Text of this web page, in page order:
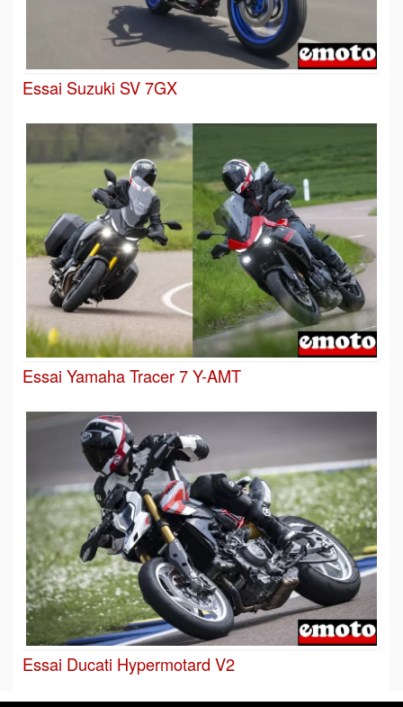
Essai Suzuki SV 7GX
Essai Yamaha Tracer 7 Y-AMT
Essai Ducati Hypermotard V2